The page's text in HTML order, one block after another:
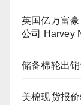
英国亿万富
公司 Harvey
储备棉轮出
美棉现货报